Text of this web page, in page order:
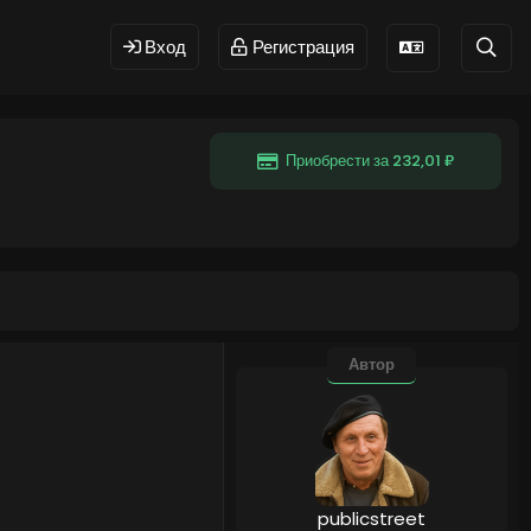
Вход Регистрация
Приобрести за 232,01 ₽
Автор
publicstreet